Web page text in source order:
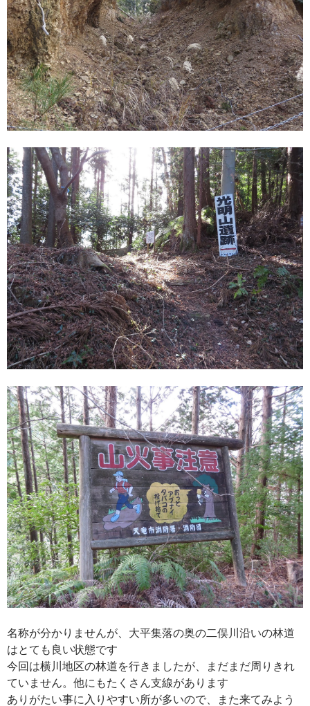
名称が分かりませんが、大平集落の奥の二俣川沿いの林道
はとても良い状態です
今回は横川地区の林道を行きましたが、まだまだ周りきれ
ていません。他にもたくさん支線があります
ありがたい事に入りやすい所が多いので、また来てみよう